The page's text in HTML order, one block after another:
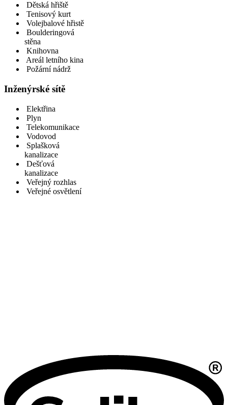
Dětská hřiště
Tenisový kurt
Volejbalové hřistě
Boulderingová
stěna
Knihovna
Areál letního kina
Požární nádrž
Inženýrské sítě
Elektřina
Plyn
Telekomunikace
Vodovod
Splašková
kanalizace
Dešťová
kanalizace
Veřejný rozhlas
Veřejné osvětlení